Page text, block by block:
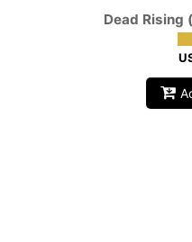
Dead Rising